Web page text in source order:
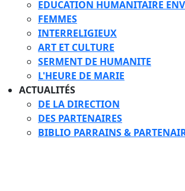
EDUCATION HUMANITAIRE
FEMMES
INTERRELIGIEUX
ART ET CULTURE
SERMENT DE HUMANITE
L'HEURE DE MARIE
ACTUALITÉS
DE LA DIRECTION
DES PARTENAIRES
BIBLIO PARRAINS &